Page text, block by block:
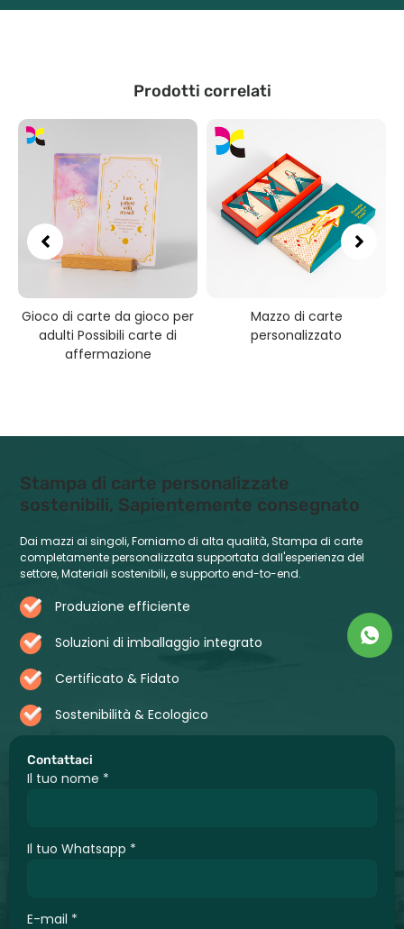
Prodotti correlati
Gioco di carte da gioco per
adulti Possibili carte di
affermazione
Mazzo di carte
personalizzato
Contattaci
Il tuo nome *
Il tuo Whatsapp *
E-mail *
Stampa di carte personalizzate
sostenibili, Sapientemente consegnato
Dai mazzi ai singoli, Forniamo di alta qualità, Stampa di carte
completamente personalizzata supportata dall'esperienza del
settore, Materiali sostenibili, e supporto end-to-end.
Produzione efficiente
Soluzioni di imballaggio integrato
Certificato & Fidato
Sostenibilità & Ecologico